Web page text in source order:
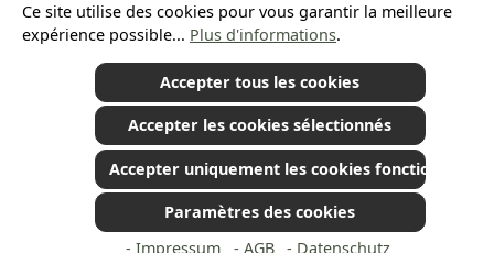
*Tous les prix incluent la TVA plus les frais d'expéditionet les éventuels frais de
livraison, sauf indication contraire.
© 2026 Plamundo GmbH - All Rights Reserved. Theme byThemeWare®
Ce site utilise des cookies pour vous garantir la meilleure
expérience possible... Plus d'informations.
Accepter tous les cookies
Accepter les cookies sélectionnés
Accepter uniquement les cookies fonctionnels
Paramètres des cookies
- Impressum
- AGB - Datenschutz